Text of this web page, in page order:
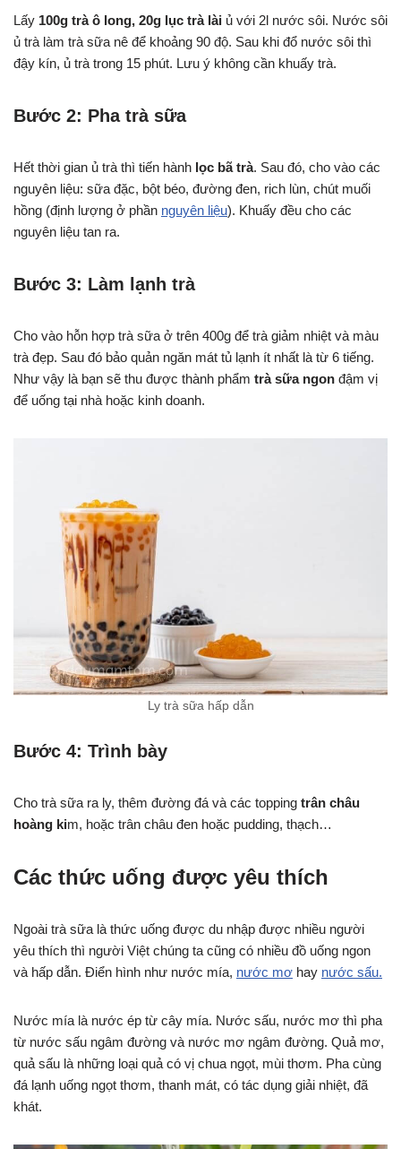
Lấy 100g trà ô long, 20g lục trà lài ủ với 2l nước sôi. Nước sôi
ủ trà làm trà sữa nê để khoảng 90 độ. Sau khi đổ nước sôi thì
đậy kín, ủ trà trong 15 phút. Lưu ý không cần khuấy trà.
Bước 2: Pha trà sữa
Hết thời gian ủ trà thì tiến hành lọc bã trà. Sau đó, cho vào các
nguyên liệu: sữa đặc, bột béo, đường đen, rich lùn, chút muối
hồng (định lượng ở phần nguyên liệu). Khuấy đều cho các
nguyên liệu tan ra.
Bước 3: Làm lạnh trà
Cho vào hỗn hợp trà sữa ở trên 400g để trà giảm nhiệt và màu
trà đẹp. Sau đó bảo quản ngăn mát tủ lạnh ít nhất là từ 6 tiếng.
Như vậy là bạn sẽ thu được thành phẩm trà sữa ngon đậm vị
để uống tại nhà hoặc kinh doanh.
Ly trà sữa hấp dẫn
Bước 4: Trình bày
Cho trà sữa ra ly, thêm đường đá và các topping trân châu
hoàng kim, hoặc trân châu đen hoặc pudding, thạch…
Các thức uống được yêu thích
Ngoài trà sữa là thức uống được du nhập được nhiều người
yêu thích thì người Việt chúng ta cũng có nhiều đồ uống ngon
và hấp dẫn. Điển hình như nước mía, nước mơ hay nước sấu.
Nước mía là nước ép từ cây mía. Nước sấu, nước mơ thì pha
từ nước sấu ngâm đường và nước mơ ngâm đường. Quả mơ,
quả sấu là những loại quả có vị chua ngọt, mùi thơm. Pha cùng
đá lạnh uống ngọt thơm, thanh mát, có tác dụng giải nhiệt, đã
khát.